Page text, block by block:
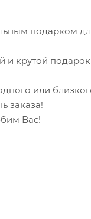
подарком
крутой подарок
или
заказа!
Вас!